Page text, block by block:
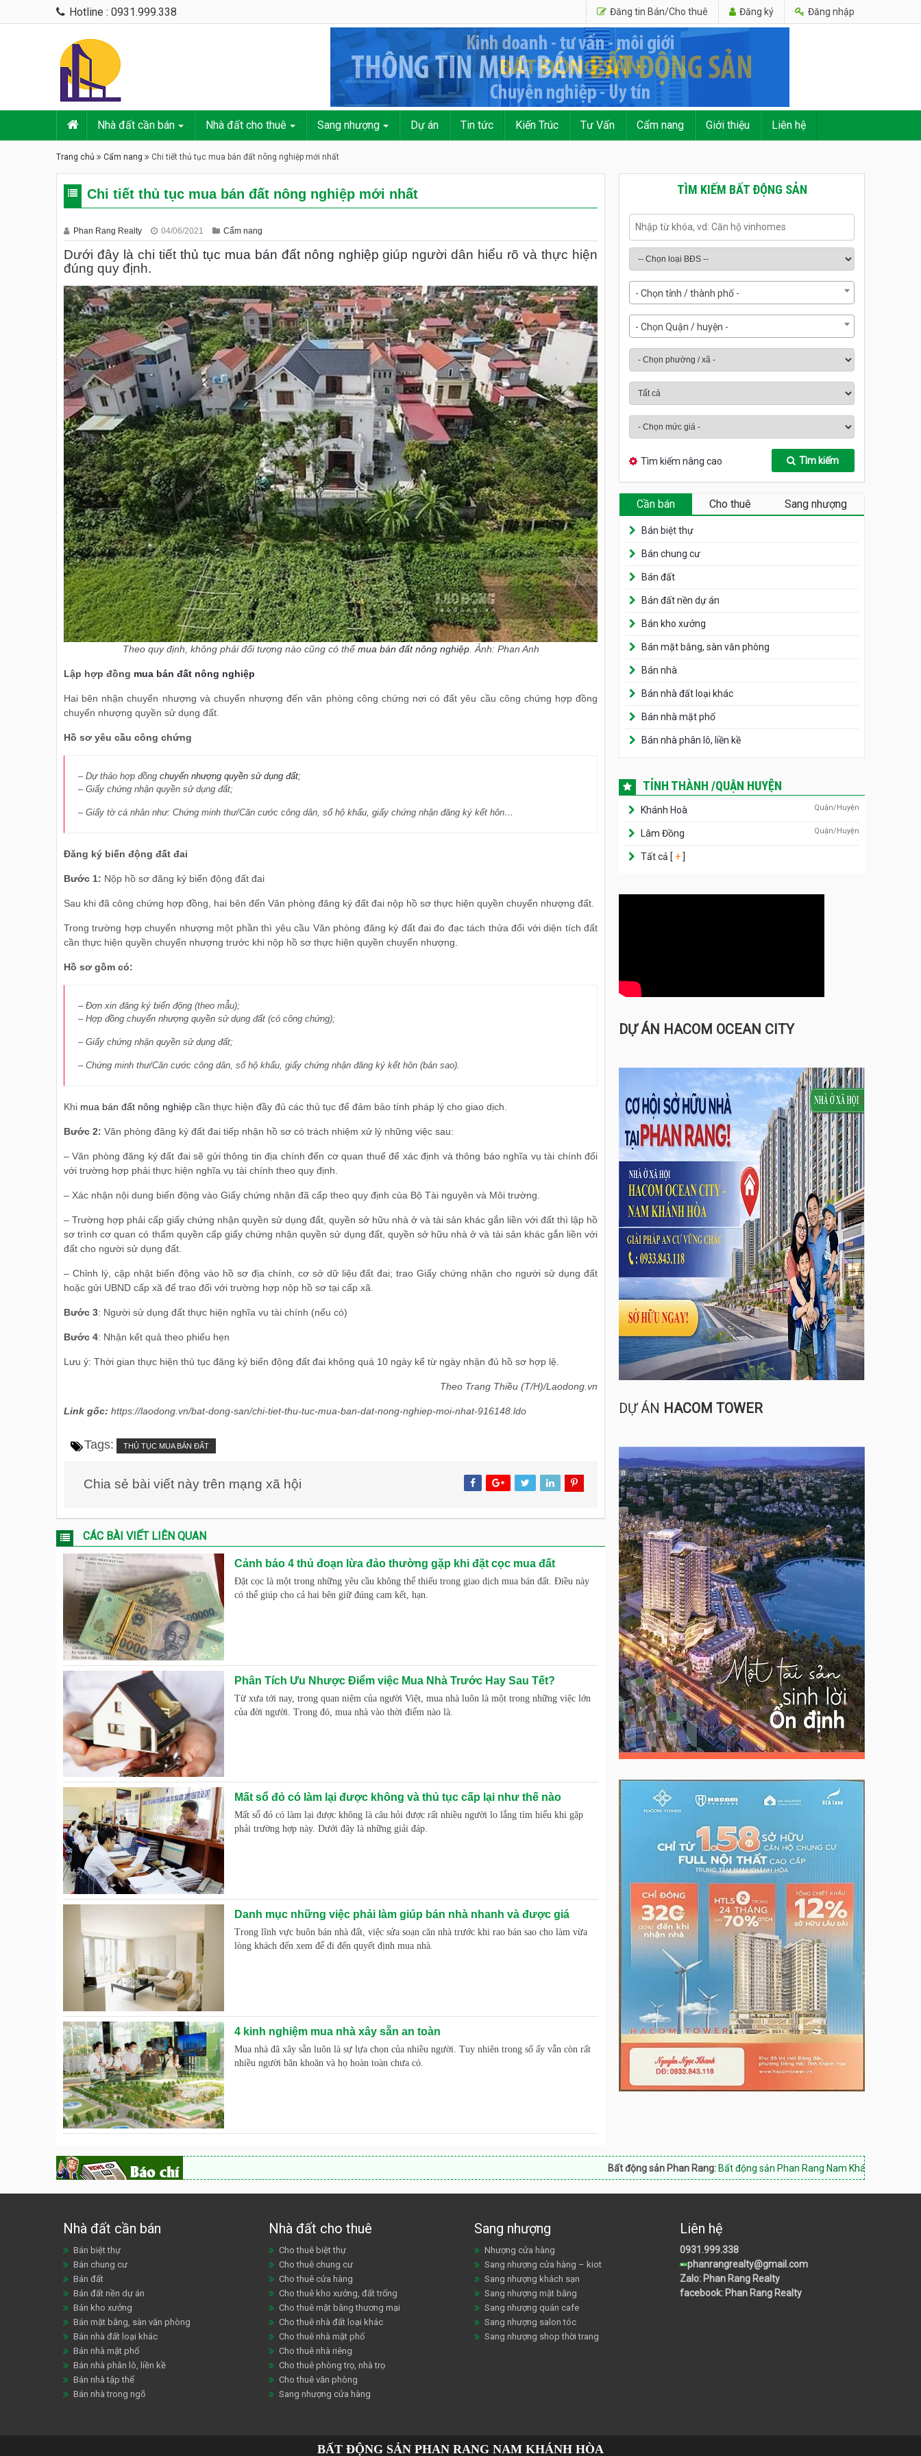
Hotline : 0931.999.338 Đăng tin Bán/Cho thuê Đăng ký Đăng nhập
Nhà đất cần bán Nhà đất cho thuê Sang nhượng Dự án Tin tức Kiến Trúc Tư Vấn Cẩm nang Giới thiệu Liên hệ
Trang chủ Cẩm nang Chi tiết thủ tục mua bán đất nông nghiệp mới nhất
Chi tiết thủ tục mua bán đất nông nghiệp mới nhất
Phan Rang Realty 04/06/2021 Cẩm nang
Dưới đây là chi tiết thủ tục mua bán đất nông nghiệp giúp người dân hiểu rõ và thực hiện
đúng quy định.
Theo quy định, không phải đối tượng nào cũng có thểmua bán đất nông nghiệp. Ảnh: Phan Anh
Lập hợp đồng mua bán đất nông nghiệp
Hai bên nhận chuyển nhượng và chuyển nhượng đến văn phòng công chứng nơi có đất yêu cầu công chứng hợp đồng
chuyển nhượng quyền sử dụng đất.
Hồ sơ yêu cầu công chứng
– Dự thảo hợp đồng chuyển nhượng quyền sử dụng đất;
– Giấy chứng nhận quyền sử dụng đất;
– Giấy tờ cá nhân như: Chứng minh thư/Căn cước công dân, sổ hộ khẩu, giấy chứng nhận đăng ký kết hôn…
Đăng ký biến động đất đai
Bước 1: Nộp hồ sơ đăng ký biến động đất đai
Sau khi đã công chứng hợp đồng, hai bên đến Văn phòng đăng ký đất đai nộp hồ sơ thực hiện quyền chuyển nhượng đất.
Trong trường hợp chuyển nhượng một phần thì yêu cầu Văn phòng đăng ký đất đai đo đạc tách thửa đối với diện tích đất
cần thực hiện quyền chuyển nhượng trước khi nộp hồ sơ thực hiện quyền chuyển nhượng.
Hồ sơ gồm có:
– Đơn xin đăng ký biến động (theo mẫu);
– Hợp đồng chuyển nhượng quyền sử dụng đất (có công chứng);
– Giấy chứng nhận quyền sử dụng đất;
– Chứng minh thư/Căn cước công dân, sổ hộ khẩu, giấy chứng nhận đăng ký kết hôn (bản sao).
Khi mua bán đất nông nghiệp cần thực hiện đầy đủ các thủ tục để đảm bảo tính pháp lý cho giao dịch.
Bước 2: Văn phòng đăng ký đất đai tiếp nhận hồ sơ có trách nhiệm xử lý những việc sau:
– Văn phòng đăng ký đất đai sẽ gửi thông tin địa chính đến cơ quan thuế để xác định và thông báo nghĩa vụ tài chính đối
với trường hợp phải thực hiện nghĩa vụ tài chính theo quy định.
– Xác nhận nội dung biến động vào Giấy chứng nhận đã cấp theo quy định của Bộ Tài nguyên và Môi trường.
– Trường hợp phải cấp giấy chứng nhận quyền sử dụng đất, quyền sở hữu nhà ở và tài sản khác gắn liền với đất thì lập hồ
sơ trình cơ quan có thẩm quyền cấp giấy chứng nhận quyền sử dụng đất, quyền sở hữu nhà ở và tài sản khác gắn liền với
đất cho người sử dụng đất.
– Chỉnh lý, cập nhật biến động vào hồ sơ địa chính, cơ sở dữ liệu đất đai; trao Giấy chứng nhận cho người sử dụng đất
hoặc gửi UBND cấp xã để trao đối với trường hợp nộp hồ sơ tại cấp xã.
Bước 3: Người sử dụng đất thực hiện nghĩa vụ tài chính (nếu có)
Bước 4: Nhận kết quả theo phiếu hẹn
Lưu ý: Thời gian thực hiện thủ tục đăng ký biến động đất đai không quá 10 ngày kể từ ngày nhận đủ hồ sơ hợp lệ.
Theo Trang Thiều (T/H)/Laodong.vn
Link gốc: https://laodong.vn/bat-dong-san/chi-tiet-thu-tuc-mua-ban-dat-nong-nghiep-moi-nhat-916148.ldo
Tags: THỦ TỤC MUA BÁN ĐẤT
Chia sẻ bài viết này trên mạng xã hội
CÁC BÀI VIẾT LIÊN QUAN
Cảnh báo 4 thủ đoạn lừa đảo thường gặp khi đặt cọc mua đất
Đặt cọc là một trong những yêu cầu không thể thiếu trong giao dịch mua bán đất. Điều này
có thể giúp cho cả hai bên giữ đúng cam kết, hạn.
Phân Tích Ưu Nhược Điểm việc Mua Nhà Trước Hay Sau Tết?
Từ xưa tới nay, trong quan niệm của người Việt, mua nhà luôn là một trong những việc lớn
của đời người. Trong đó, mua nhà vào thời điểm nào là.
Mất sổ đỏ có làm lại được không và thủ tục cấp lại như thế nào
Mất sổ đỏ có làm lại được không là câu hỏi được rất nhiều người lo lắng tìm hiểu khi gặp
phải trường hợp này. Dưới đây là những giải đáp.
Danh mục những việc phải làm giúp bán nhà nhanh và được giá
Trong lĩnh vực buôn bán nhà đất, việc sửa soạn căn nhà trước khi rao bán sao cho làm vừa
lòng khách đến xem để đi đến quyết định mua nhà.
4 kinh nghiệm mua nhà xây sẵn an toàn
Mua nhà đã xây sẵn luôn là sự lựa chọn của nhiều người. Tuy nhiên trong số ấy vẫn còn rất
nhiều người băn khoăn và họ hoàn toàn chưa có.
TÌM KIẾM BẤT ĐỘNG SẢN
- Chọn tỉnh / thành phố -
- Chọn Quận / huyện -
Tìm kiếm nâng cao Tìm kiếm
Cần bán Cho thuê Sang nhượng
Bán biệt thự
Bán chung cư
Bán đất
Bán đất nền dự án
Bán kho xưởng
Bán mặt bằng, sàn văn phòng
Bán nhà
Bán nhà đất loại khác
Bán nhà mặt phố
Bán nhà phân lô, liền kề
TỈNH THÀNH /QUẬN HUYỆN
Khánh Hoà Quận/Huyện
Lâm Đồng Quận/Huyện
Tất cả [ + ]
DỰ ÁN HACOM OCEAN CITY
DỰ ÁN HACOM TOWER
Bất động sản Phan Rang:Bất động sản Phan Rang Nam Khánh Hòa, Hotline:
Nhà đất cần bán
Bán biệt thự
Bán chung cư
Bán đất
Bán đất nền dự án
Bán kho xưởng
Bán mặt bằng, sàn văn phòng
Bán nhà đất loại khác
Bán nhà mặt phố
Bán nhà phân lô, liền kề
Bán nhà tập thể
Bán nhà trong ngõ
Nhà đất cho thuê
Cho thuê biệt thự
Cho thuê chung cư
Cho thuê cửa hàng
Cho thuê kho xưởng, đất trống
Cho thuê mặt bằng thương mại
Cho thuê nhà đất loại khác
Cho thuê nhà mặt phố
Cho thuê nhà riêng
Cho thuê phòng trọ, nhà trọ
Cho thuê văn phòng
Sang nhượng cửa hàng
Sang nhượng
Nhượng cửa hàng
Sang nhượng cửa hàng – kiot
Sang nhượng khách sạn
Sang nhượng mặt bằng
Sang nhượng quán cafe
Sang nhượng salon tóc
Sang nhượng shop thời trang
Liên hệ
0931.999.338
phanrangrealty@gmail.com
Zalo: Phan Rang Realty
facebook: Phan Rang Realty
BẤT ĐỘNG SẢN PHAN RANG NAM KHÁNH HÒA